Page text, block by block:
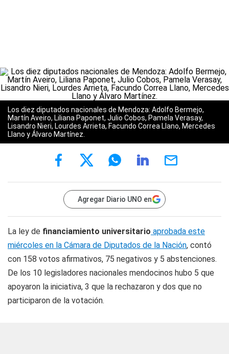
Los diez diputados nacionales de Mendoza: Adolfo Bermejo,
Martín Aveiro, Liliana Paponet, Julio Cobos, Pamela Verasay,
Lisandro Nieri, Lourdes Arrieta, Facundo Correa Llano, Mercedes
Llano y Álvaro Martínez.
Agregar Diario UNO en
La ley de financiamiento universitario aprobada este
miércoles en la Cámara de Diputados de la Nación, contó
con 158 votos afirmativos, 75 negativos y 5 abstenciones.
De los 10 legisladores nacionales mendocinos hubo 5 que
apoyaron la iniciativa, 3 que la rechazaron y dos que no
participaron de la votación.